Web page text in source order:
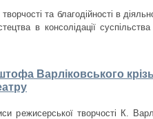
та благодійності в
в консолідації
Варліковського
режисерської творчості К.